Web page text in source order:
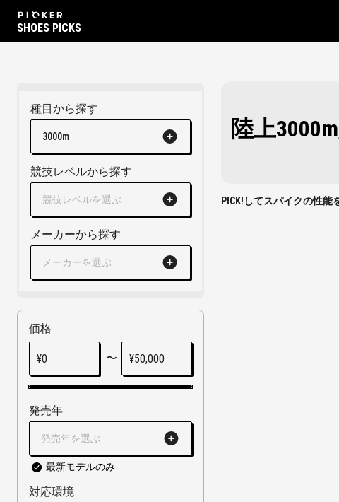
SHOES PICKS
種目から探す
3000m
競技レベルから探す
競技レベルを選ぶ
メーカーから探す
メーカーを選ぶ
価格
¥0 〜 ¥50,000
発売年
発売年を選ぶ
最新モデルのみ
対応環境
陸上
PICK!してスパイクの性能